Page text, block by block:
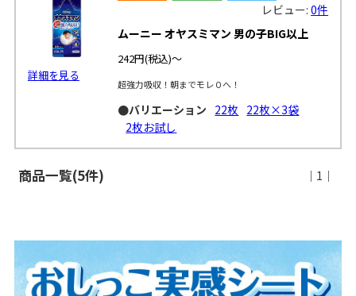
詳細を見る
レビュー:0件
ムーニー オヤスミマン 男の子BIG以上
242円(税込)～
超強力吸収！朝までモレ０へ！
●バリエーション 22枚 22枚×3袋
2枚お試し
商品一覧(5件) ｜1｜